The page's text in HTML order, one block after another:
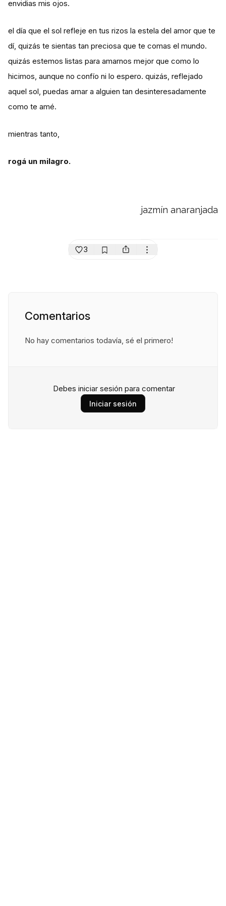
envidias mis ojos.
el día que el sol refleje en tus rizos la estela del amor que te
dí, quizás te sientas tan preciosa que te comas el mundo.
quizás estemos listas para amarnos mejor que como lo
hicimos, aunque no confío ni lo espero. quizás, reflejado
aquel sol, puedas amar a alguien tan desinteresadamente
como te amé.
mientras tanto,
rogá un milagro.
jazmín anaranjada
3
Comentarios
No hay comentarios todavía, sé el primero!
Debes iniciar sesión para comentar
Iniciar sesión